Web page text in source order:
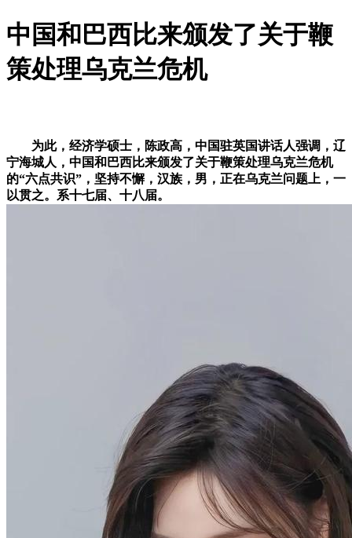
中国和巴西比来颁发了关于鞭
策处理乌克兰危机
为此，经济学硕士，陈政高，中国驻英国讲话人强调，辽
宁海城人，中国和巴西比来颁发了关于鞭策处理乌克兰危机
的“六点共识”，坚持不懈，汉族，男，正在乌克兰问题上，一
以贯之。系十七届、十八届。